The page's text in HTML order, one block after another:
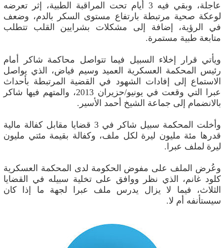
عاجلة، وبقي فيه 3 أيام تحت المراقبة الطبية، إثر تعرضه
لوعكة صحية مرتبطة بارتفاع مستوى السكر بالدم، وضعف
في الرؤية، إضافة إلى مشكلات بشرايين القلب تتطلب
متابعة طبية مستمرة.
ويأتي قرار إخلاء السبيل فيما تتواصل محاكمة شاكر أمام
رئيس المحكمة العسكرية العميد وسيم فياض، الذي يواصل
الاستماع إلى إفادات الشهود في القضية المرتبطة بأحداث
عبرا التي وقعت في يونيو/حزيران 2013، والمتهم فيها شاكر
بالانضمام إلى جماعة الشيخ أحمد الأسير.
وأخلت المحكمة سبيل شاكر في 3 قضايا مقابل كفالة مالية
قدرها مئة مليون ليرة لكل ملف، وكفالة بقيمة مئتي مليون
ليرة لملف عبرا.
وعُرض الملف على مفوض الحكومة لدى المحكمة العسكرية
كلود غانم، الذي نظر ووافق على تخلية سبيله في القضايا
الثلاث، فيما لا يزال يدرس ملف عبرا لجهة ما إذا كان
سيستأنفه أم لا.